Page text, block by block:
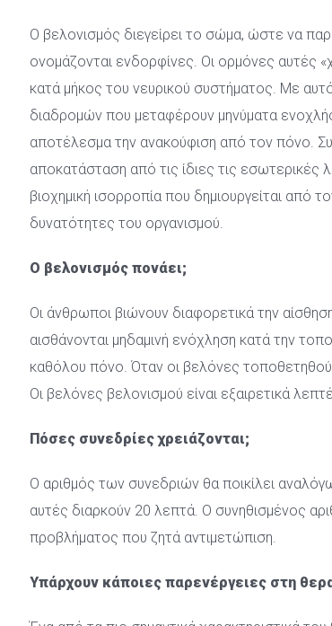
Ο βελονισμός διεγείρει το σώμα, ώστε να
ονομάζονται ενδορφίνες. Οι ορμόνες αυτές
κατά μήκος του νευρικού συστήματος. Με
διαδρομών που μεταφέρουν μηνύματα
αποτέλεσμα την ανακούφιση από τον πόνο.
αποκατάσταση από τις ίδιες τις εσωτερικές
βιοχημική ισορροπία που δημιουργείται από
δυνατότητες του οργανισμού.
Ο βελονισμός πονάει;
Οι άνθρωποι βιώνουν διαφορετικά την
αισθάνονται μηδαμινή ενόχληση κατά την
καθόλου πόνο. Όταν οι βελόνες
Οι βελόνες βελονισμού είναι εξαιρετικά
Πόσες συνεδρίες χρειάζονται;
Ο αριθμός των συνεδριών θα ποικίλει
αυτές διαρκούν 20 λεπτά. Ο συνηθισμένος
προβλήματος που ζητά αντιμετώπιση.
Υπάρχουν κάποιες παρενέργειες στη